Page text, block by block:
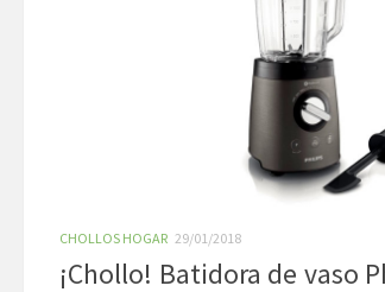
CHOLLOS HOGAR 29/01/2018
¡Chollo! Batidora de vaso